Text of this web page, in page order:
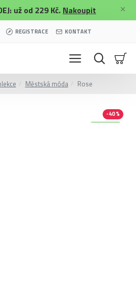
už od 229 Kč. Nakoupit
REGISTRACE KONTAKT
Městská móda Rose
-40 %